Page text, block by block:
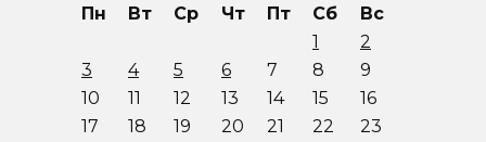
Пн Вт Ср Чт Пт Сб
Вс
1
2
3
4 5 6 7 8
9
10
11 12 13 14 15
16
17
18 19 20 21 22
23